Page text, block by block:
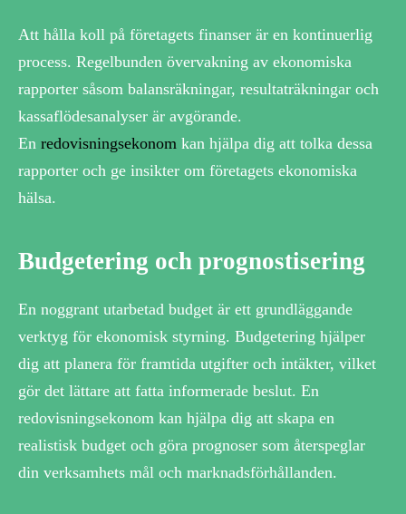
Att hålla koll på företagets finanser är en kontinuerlig
process. Regelbunden övervakning av ekonomiska
rapporter såsom balansräkningar, resultaträkningar och
kassaflödesanalyser är avgörande.
En redovisningsekonom kan hjälpa dig att tolka dessa
rapporter och ge insikter om företagets ekonomiska
hälsa.
Budgetering och prognostisering
En noggrant utarbetad budget är ett grundläggande
verktyg för ekonomisk styrning. Budgetering hjälper
dig att planera för framtida utgifter och intäkter, vilket
gör det lättare att fatta informerade beslut. En
redovisningsekonom kan hjälpa dig att skapa en
realistisk budget och göra prognoser som återspeglar
din verksamhets mål och marknadsförhållanden.